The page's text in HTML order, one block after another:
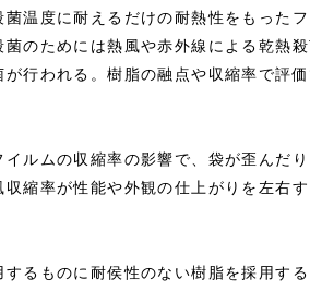
温度に耐えるだけの耐熱性をもったフ
のためには熱風や赤外線による乾熱
行われる。樹脂の融点や収縮率で評
ルムの収縮率の影響で、袋が歪んだ
縮率が性能や外観の仕上がりを左右す
るものに耐侯性のない樹脂を採用す